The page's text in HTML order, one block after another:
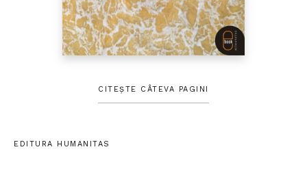
CITEȘTE CÂTEVA PAGINI
EDITURA HUMANITAS